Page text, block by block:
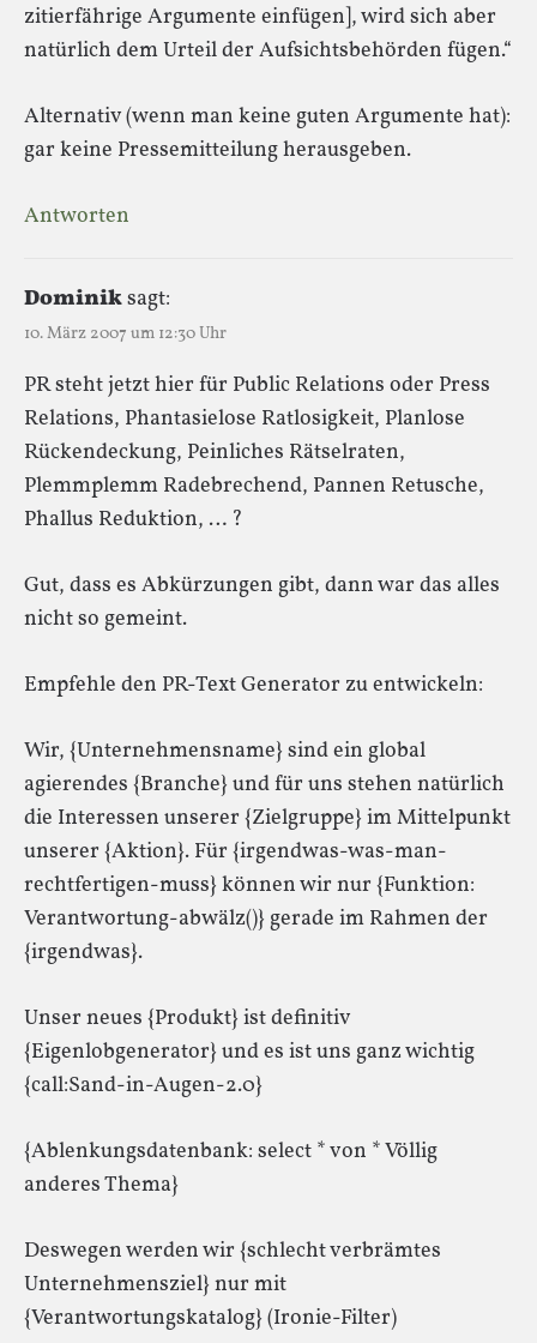
zitierfährige Argumente einfügen], wird sich aber
natürlich dem Urteil der Aufsichtsbehörden fügen.“
Alternativ (wenn man keine guten Argumente hat):
gar keine Pressemitteilung herausgeben.
Antworten
Dominiksagt:
10. März 2007 um 12:30 Uhr
PR steht jetzt hier für Public Relations oder Press
Relations, Phantasielose Ratlosigkeit, Planlose
Rückendeckung, Peinliches Rätselraten,
Plemmplemm Radebrechend, Pannen Retusche,
Phallus Reduktion, … ?
Gut, dass es Abkürzungen gibt, dann war das alles
nicht so gemeint.
Empfehle den PR-Text Generator zu entwickeln:
Wir, {Unternehmensname} sind ein global
agierendes {Branche} und für uns stehen natürlich
die Interessen unserer {Zielgruppe} im Mittelpunkt
unserer {Aktion}. Für {irgendwas-was-man-
rechtfertigen-muss} können wir nur {Funktion:
Verantwortung-abwälz()} gerade im Rahmen der
{irgendwas}.
Unser neues {Produkt} ist definitiv
{Eigenlobgenerator} und es ist uns ganz wichtig
{call:Sand-in-Augen-2.0}
{Ablenkungsdatenbank: select * von * Völlig
anderes Thema}
Deswegen werden wir {schlecht verbrämtes
Unternehmensziel} nur mit
{Verantwortungskatalog} (Ironie-Filter)